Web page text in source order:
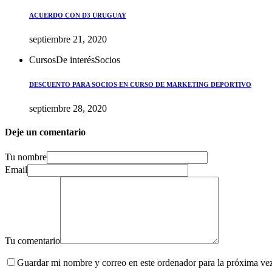
ACUERDO CON D3 URUGUAY
septiembre 21, 2020
CursosDe interésSocios
DESCUENTO PARA SOCIOS EN CURSO DE MARKETING DEPORTIVO
septiembre 28, 2020
Deje un comentario
Tu nombre
Email
Tu comentario
Guardar mi nombre y correo en este ordenador para la próxima